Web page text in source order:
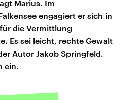
Marius. Im
engagiert er sich in
die Vermittlung
Es sei leicht, rechte Gewalt
Autor Jakob Springfeld.
ein.